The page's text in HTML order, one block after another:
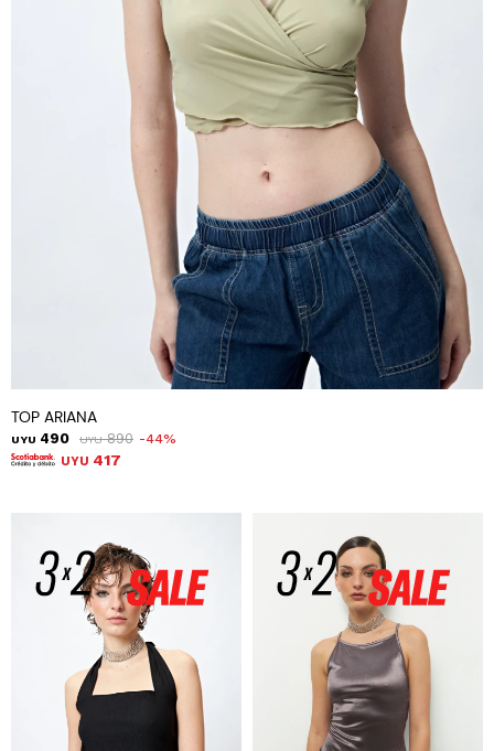
TOP ARIANA
UYU 490 UYU 890 44
UYU 417